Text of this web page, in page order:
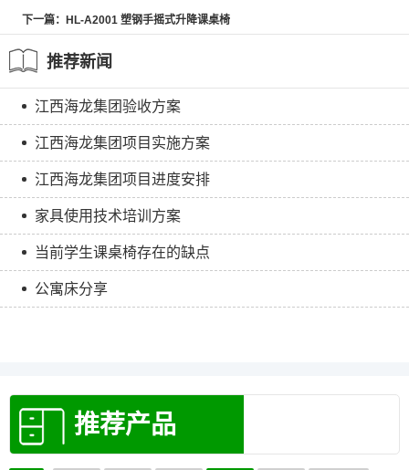
下一篇：HL-A2001 塑钢手摇式升降课桌椅
推荐新闻
江西海龙集团验收方案
江西海龙集团项目实施方案
江西海龙集团项目进度安排
家具使用技术培训方案
当前学生课桌椅存在的缺点
公寓床分享
推荐产品